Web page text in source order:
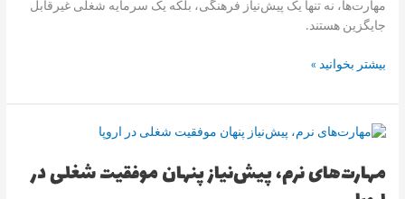
مهارت‌ها، نه تنها یک پیش‌نیاز فرهنگی، بلکه یک سرمایه شغلی غیرقابل
جایگزین هستند.
بیشتر بخوانید »
مهارت‌های نرم، پیش‌نیاز پنهان موفقیت شغلی در
مهارت‌های
پیش‌نیاز